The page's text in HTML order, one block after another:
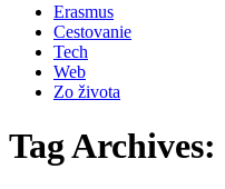
Skip
content
Erasmus
Cestovanie
Tech
Web
Zo života
Tag Archives: